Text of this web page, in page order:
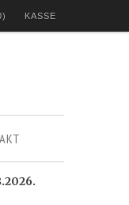
) KASSE